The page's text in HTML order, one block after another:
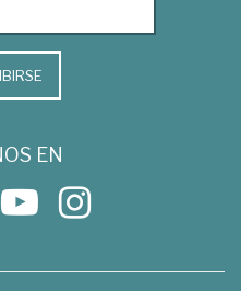
EN